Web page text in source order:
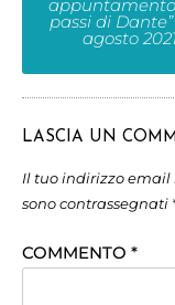
appuntamento
passi di Dante”
agosto
LASCIA UN
Il tuo indirizzo email
sono contrassegnati
COMMENTO *